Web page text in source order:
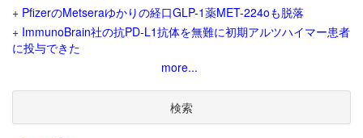
+ PfizerのMetseraゆかりの経口GLP-1薬MET-224oも脱落
+ ImmunoBrain社の抗PD-L1抗体を無難に初期アルツハイマー患者
に投与できた
more...
検索